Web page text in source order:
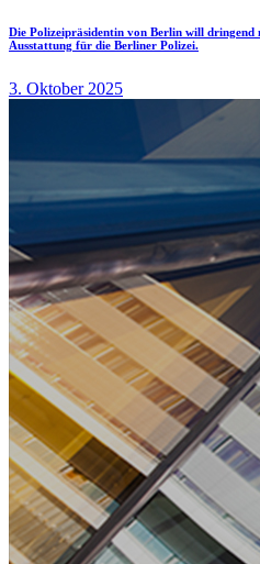
Die Polizeipräsidentin von Berlin will
Ausstattung für die Berliner Polizei.
3. Oktober 2025